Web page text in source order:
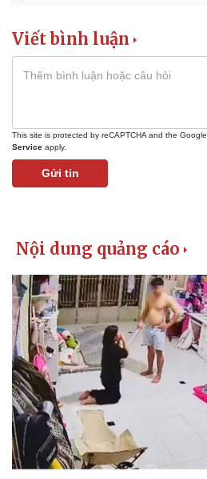
Viết bình luận
This site is protected by reCAPTCHA and the Google
Service apply.
Gửi tin